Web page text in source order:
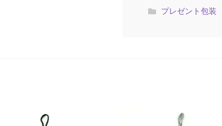
プレゼント包装